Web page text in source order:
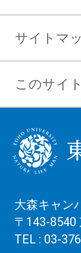
サイトマ
このサイ
大森キャン
〒143-8540
TEL : 03-